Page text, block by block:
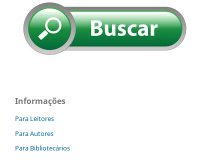
Informações
Para Leitores
Para Autores
Para Bibliotecários